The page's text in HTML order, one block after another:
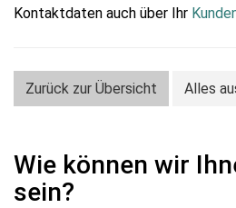
Kontaktdaten auch über Ihr
Zurück zur Übersicht Alles
Wie können wir
sein?